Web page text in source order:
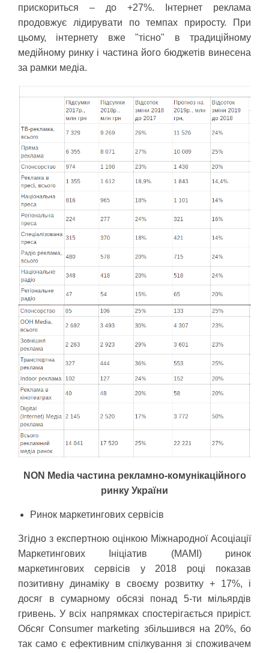
прискориться – до +27%. Інтернет реклама
продовжує лідирувати по темпах приросту. При
цьому, інтернету вже "тісно" в традиційному
медійному ринку і частина його бюджетів винесена
за рамки медіа.
NON Media частина рекламно-комунікаційного
ринку України
Ринок маркетингових сервісів
Згідно з експертною оцінкою Міжнародної Асоціації
Маркетингових Ініціатив (МАМІ) ринок
маркетингових сервісів у 2018 році показав
позитивну динаміку в своєму розвитку + 17%, і
досяг в сумарному обсязі понад 5-ти мільярдів
гривень. У всіх напрямках спостерігається приріст.
Обсяг Consumer marketing збільшився на 20%, бо
так само є ефективним спілкування зі споживачем